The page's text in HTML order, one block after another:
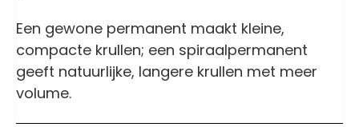
Een gewone permanent maakt kleine,
compacte krullen; een spiraalpermanent
geeft natuurlijke, langere krullen met meer
volume.